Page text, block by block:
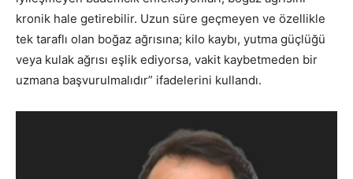
kronik hale getirebilir. Uzun süre geçmeyen ve özellikle
tek taraflı olan boğaz ağrısına; kilo kaybı, yutma güçlüğü
veya kulak ağrısı eşlik ediyorsa, vakit kaybetmeden bir
uzmana başvurulmalıdır” ifadelerini kullandı.